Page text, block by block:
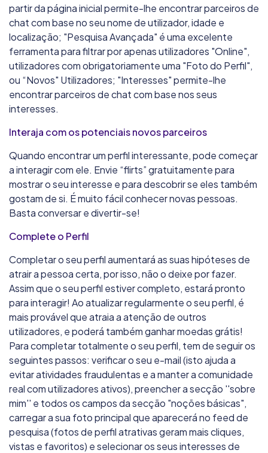
partir da página inicial permite-lhe encontrar parceiros de
chat com base no seu nome de utilizador, idade e
localização; "Pesquisa Avançada" é uma excelente
ferramenta para filtrar por apenas utilizadores "Online",
utilizadores com obrigatoriamente uma "Foto do Perfil",
ou “Novos" Utilizadores; "Interesses" permite-lhe
encontrar parceiros de chat com base nos seus
interesses.
Interaja com os potenciais novos parceiros
Quando encontrar um perfil interessante, pode começar
a interagir com ele. Envie “flirts” gratuitamente para
mostrar o seu interesse e para descobrir se eles também
gostam de si. É muito fácil conhecer novas pessoas.
Basta conversar e divertir-se!
Complete o Perfil
Completar o seu perfil aumentará as suas hipóteses de
atrair a pessoa certa, por isso, não o deixe por fazer.
Assim que o seu perfil estiver completo, estará pronto
para interagir! Ao atualizar regularmente o seu perfil, é
mais provável que atraia a atenção de outros
utilizadores, e poderá também ganhar moedas grátis!
Para completar totalmente o seu perfil, tem de seguir os
seguintes passos: verificar o seu e-mail (isto ajuda a
evitar atividades fraudulentas e a manter a comunidade
real com utilizadores ativos), preencher a secção ''sobre
mim'' e todos os campos da secção "noções básicas",
carregar a sua foto principal que aparecerá no feed de
pesquisa (fotos de perfil atrativas geram mais cliques,
vistas e favoritos) e selecionar os seus interesses de